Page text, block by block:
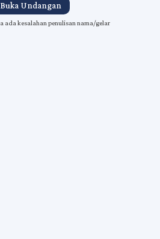
Buka Undangan